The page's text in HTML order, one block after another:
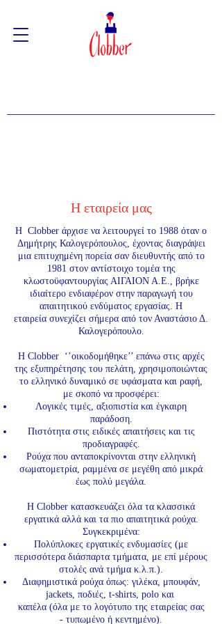
Η εταιρεία μας
Η Clobber άρχισε να λειτουργεί το 1988 όταν ο
Δημήτρης Καλογερόπουλος, έχοντας διαγράψει
μια επιτυχημένη πορεία σαν διευθυντής από το
1981 στον αντίστοιχο τομέα της
κλωστοϋφαντουργίας ΑΙΓΑΙΟΝ Α.Ε., βρήκε
ιδιαίτερο ενδιαφέρον στην παραγωγή του
απαιτητικού ενδύματος εργασίας. Η
εταιρεία συνεχίζει σήμερα από τον Αναστάσιο Δ.
Καλογερόπουλο.
Η Clobber ‘’οικοδομήθηκε’’ επάνω στις αρχές
της εξυπηρέτησης του πελάτη, χρησιμοποιώντας
το ελληνικό δυναμικό σε υφάσματα και ραφή,
με σκοπό να προσφέρει:
Λογικές τιμές, αξιοπιστία και έγκαιρη
παράδοση.
Πιστότητα στις ειδικές απαιτήσεις και τις
προδιαγραφές.
Ρούχα που ανταποκρίνονται στην ελληνική
σωματομετρία, ραμμένα σε μεγέθη από μικρά
έως πολύ μεγάλα.
Η Clobber κατασκευάζει όλα τα κλασσικά
εργατικά αλλά και τα πιο απαιτητικά ρούχα.
Συγκεκριμένα:
Πολύπλοκες εργατικές ενδυμασίες (με
περισσότερα διάσπαρτα τμήματα, με επί μέρους
στολές ανά τμήμα κ.λ.π.).
Διαφημιστικά ρούχα όπως: γιλέκα, μπουφάν,
jackets, ποδιές, t-shirts, polo και
καπέλα (όλα με το λογότυπο της εταιρείας σας
- τυπωμένο ή κεντημένο).